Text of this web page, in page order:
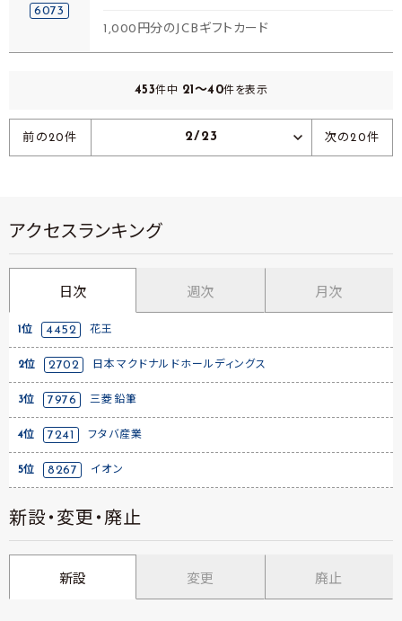
6073
1,000円分のJCBギフトカード
453件中 21～40件を表示
前の20件 2/23 次の20件
アクセスランキング
日次 週次 月次
1位 4452 花王
2位 2702 日本マクドナルドホールディングス
3位 7976 三菱鉛筆
4位 7241 フタバ産業
5位 8267 イオン
新設・変更・廃止
新設 変更 廃止